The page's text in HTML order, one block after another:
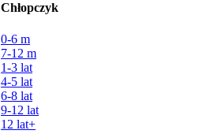
Chłopczyk
0-6 m
7-12 m
1-3 lat
4-5 lat
6-8 lat
9-12 lat
12 lat+